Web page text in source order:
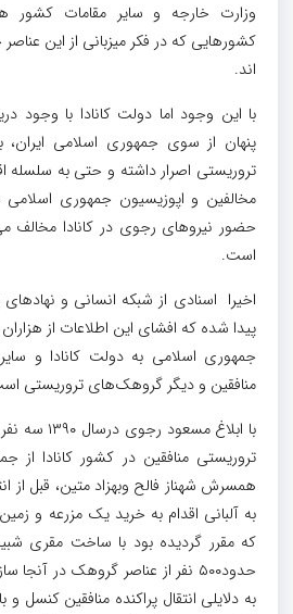
وزارت خارجه و سایر مقامات کشور
کشورهایی که در فکر میزبانی از این عناصر
اند.
با این وجود اما دولت کانادا با وجود
پنهان از سوی جمهوری اسلامی ایران،
تروریستی اصرار داشته و حتی به سلسله
مخالفین و اپوزیسیون جمهوری اسلامی
حضور نیروهای رجوی در کانادا مخالف
است.
اخیرا اسنادی از شبکه انسانی و
پیدا شده که افشای این اطلاعات از
جمهوری اسلامی به دولت کانادا و
منافقین و دیگر گروهک‌های تروریستی
با ابلاغ
تروریستی منافقین در کشور کانادا از
همسرش شهناز فالح وبهزاد متین، قبل از
به آلبانی اقدام به خرید یک مزرعه و
که مقرر گردیده بود با ساخت مقری
حدود۵۰۰ نفر از عناصر گروهک در
به دلایلی انتقال پراکنده منافقین کنسل و